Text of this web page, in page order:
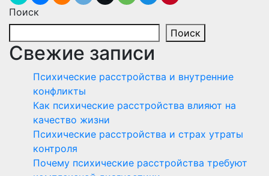
Поиск
Поиск
Свежие записи
Психические расстройства и внутренние
конфликты
Как психические расстройства влияют на
качество жизни
Психические расстройства и страх утраты
контроля
Почему психические расстройства требуют